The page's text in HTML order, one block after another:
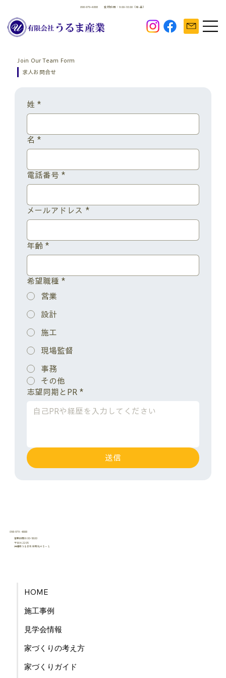
098-979-4888 受付時間：9:00-18:00（月-金）
Join Our Team Form
​求人お問合せ
姓 *
名 *
電話番号 *
メールアドレス *
年齢 *
希望職種 *
営業
設計
施工
現場監督
事務
その他
志望同期とPR *
送信
HOME
施工事例
見学会情報
家づくりの考え方
家づくりガイド
098-979-4888
営業時間:9:00-18:00
〒904-2205
沖縄県うるま市栄野比４５−１